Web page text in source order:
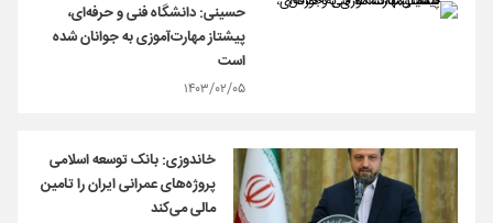
حسینی: دانشگاه فنی و حرفه‌ای،
پیشتاز مهارت‌آموزی به جوانان شده
است
۱۴۰۳/۰۲/۰۵
خاندوزی: بانک توسعه اسلامی
پروژه‌های عمرانی ایران را تامین
مالی می‌کند